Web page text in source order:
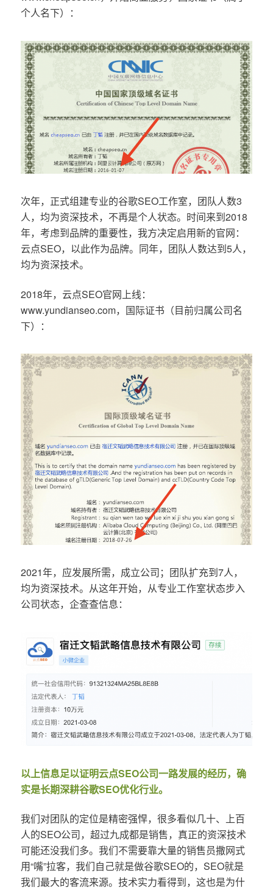
个人名下）：
次年，正式组建专业的谷歌SEO工作室，团队人数3
人，均为资深技术，不再是个人状态。时间来到2018
年，考虑到品牌的重要性，我方决定启用新的官网：
云点SEO，以此作为品牌。同年，团队人数达到5人，
均为资深技术。
2018年，云点SEO官网上线：
www.yundianseo.com，国际证书（目前归属公司名
下）：
2021年，应发展所需，成立公司；团队扩充到7人，
均为资深技术。从这年开始，从专业工作室状态步入
公司状态，企查查信息：
以上信息足以证明云点SEO公司一路发展的经历，确
实是长期深耕谷歌SEO优化行业。
我们对团队的定位是精密强悍，很多看似几十、上百
人的SEO公司，超过九成都是销售，真正的资深技术
可能还没我们多。我们不需要靠大量的销售员撒网式
用“嘴”拉客，我们自己就是做谷歌SEO的，SEO就是
我们最大的客流来源。技术实力看得到，这也是为什